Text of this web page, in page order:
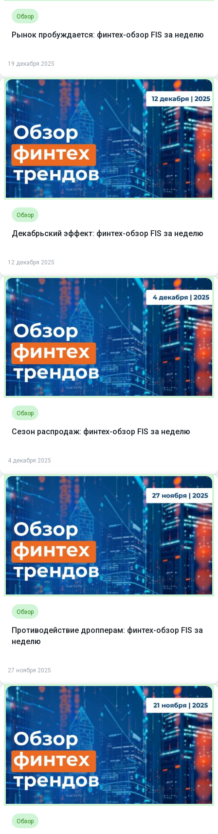
Обзор
Рынок пробуждается: финтех-обзор FIS за неделю
19 декабря 2025
Обзор
Декабрьский эффект: финтех-обзор FIS за неделю
12 декабря 2025
Обзор
Сезон распродаж: финтех-обзор FIS за неделю
4 декабря 2025
Обзор
Противодействие дропперам: финтех-обзор FIS за
неделю
27 ноября 2025
Обзор